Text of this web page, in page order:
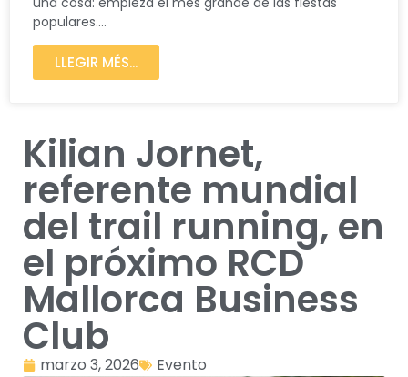
Kilian Jornet,
referente mundial
del trail running, en
el próximo RCD
Mallorca Business
Club
marzo 3, 2026 Evento
populares....
LLEGIR MÉS...